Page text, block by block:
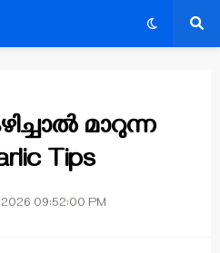
മാറുന്ന
Tips
09:52:00 PM